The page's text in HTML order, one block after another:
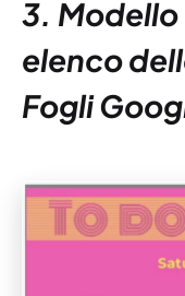
3.
elenco
Fogli